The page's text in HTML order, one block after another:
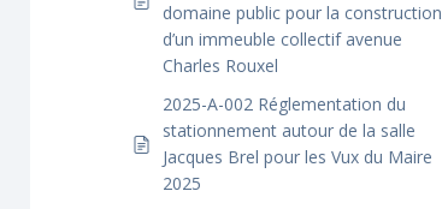
domaine public pour la construction
d’un immeuble collectif avenue
Charles Rouxel
2025-A-002 Réglementation du
stationnement autour de la salle
Jacques Brel pour les Vux du Maire
2025